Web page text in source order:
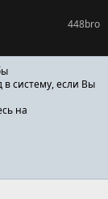
448bro
в систему, если Вы
на